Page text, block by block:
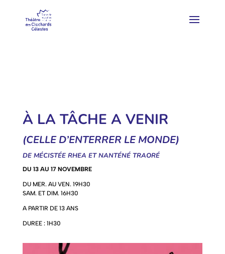
À LA TÂCHE A VENIR
(CELLE D’ENTERRER LE MONDE)
DE MÉCISTÉE RHEA ET NANTÉNÉ TRAORÉ
DU 13 AU 17 NOVEMBRE
DU MER. AU VEN. 19H30
SAM. ET DIM. 16H30
A PARTIR DE 13 ANS
DUREE : 1H30